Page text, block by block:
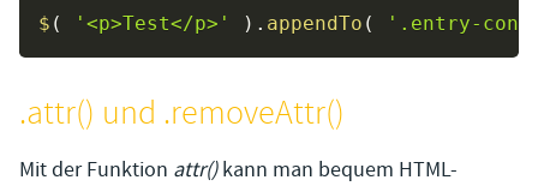
$ ( '<p>Test</p>' ) . appendTo ( '.entry-
.attr() und .removeAttr()
Mit der Funktion attr()kann man bequem HTML-